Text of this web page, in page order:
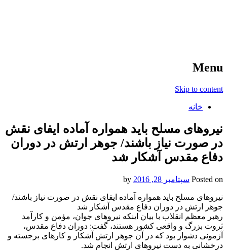
Menu
Skip to content
خانه
نیروهای مسلح باید همواره آماده ایفای نقش
در صورت نیاز باشند/ جوهر ارتش در دوران
دفاع مقدس آشکار شد
Posted on سپتامبر 28, 2016
نیروهای مسلح باید همواره آماده ایفای نقش در صورت نیاز باشند/
جوهر ارتش در دوران دفاع مقدس آشکار شد
رهبر معظم انقلاب با بیان اینکه نیروهای جوان، مؤمن و کارآمد
ثروت بزرگ و واقعی کشور هستند، گفت: دوران دفاع مقدس،
آزمونی دشوار بود که در آن جوهر ارتش آشکار و کارهای برجسته و
درخشانی به دست نیروهای ارتش انجام شد.